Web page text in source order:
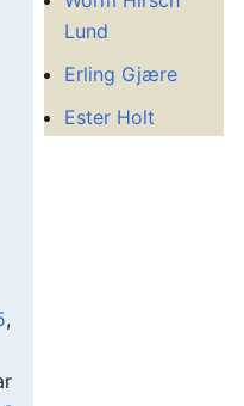
,
Lund
Erling Gjære
Ester Holt